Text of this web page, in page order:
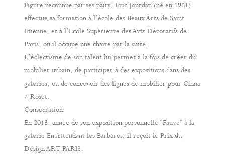
Figure reconnue par ses pairs, Eric Jourdan (né en 1961)
effectue sa formation à l’école des Beaux Arts de Saint
Etienne, et à l’Ecole Supérieure des Arts Décoratifs de
Paris, ou il occupe une chaire par la suite.
L’éclectisme de son talent lui permet à la fois de créer du
mobilier urbain, de participer à des expositions dans des
galeries, ou de concevoir des lignes de mobilier pour Cinna
/ Roset.
Consécration:
En 2013, année de son exposition personnelle “Fauve” à la
galerie En Attendant les Barbares, il reçoit le Prix du
Design ART PARIS.